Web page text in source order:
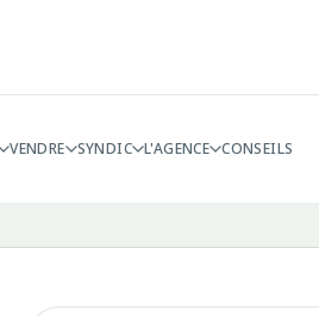
VENDRE SYNDIC L'AGENCE CONSEILS